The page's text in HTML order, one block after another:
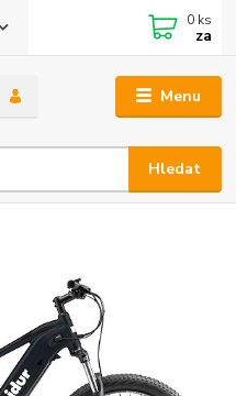
Menu
Hledat
0 ks
za